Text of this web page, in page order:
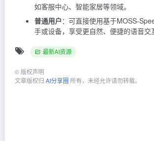
如客服中心、智能家居等领域。
普通用户：可直接使用基于MOSS-
手或设备，享受更自然、便捷的语音交
最新AI资源
© 版权声明
文章版权归 AI分享圈 所有，未经允许请勿转载。